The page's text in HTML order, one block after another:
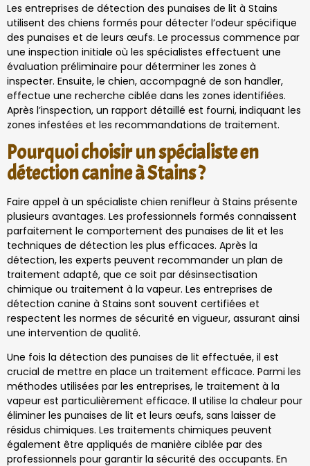
Les entreprises de détection des punaises de lit à Stains
utilisent des chiens formés pour détecter l’odeur spécifique
des punaises et de leurs œufs. Le processus commence par
une inspection initiale où les spécialistes effectuent une
évaluation préliminaire pour déterminer les zones à
inspecter. Ensuite, le chien, accompagné de son handler,
effectue une recherche ciblée dans les zones identifiées.
Après l’inspection, un rapport détaillé est fourni, indiquant les
zones infestées et les recommandations de traitement.
Pourquoi choisir un spécialiste en
détection canine à Stains ?
Faire appel à un spécialiste chien renifleur à Stains présente
plusieurs avantages. Les professionnels formés connaissent
parfaitement le comportement des punaises de lit et les
techniques de détection les plus efficaces. Après la
détection, les experts peuvent recommander un plan de
traitement adapté, que ce soit par désinsectisation
chimique ou traitement à la vapeur. Les entreprises de
détection canine à Stains sont souvent certifiées et
respectent les normes de sécurité en vigueur, assurant ainsi
une intervention de qualité.
Une fois la détection des punaises de lit effectuée, il est
crucial de mettre en place un traitement efficace. Parmi les
méthodes utilisées par les entreprises, le traitement à la
vapeur est particulièrement efficace. Il utilise la chaleur pour
éliminer les punaises de lit et leurs œufs, sans laisser de
résidus chimiques. Les traitements chimiques peuvent
également être appliqués de manière ciblée par des
professionnels pour garantir la sécurité des occupants. En